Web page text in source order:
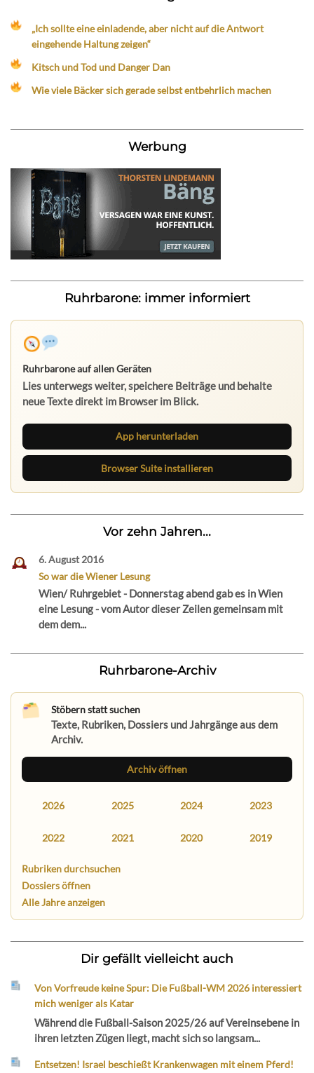
„Ich sollte eine einladende, aber nicht auf die Antwort
eingehende Haltung zeigen“
Kitsch und Tod und Danger Dan
Wie viele Bäcker sich gerade selbst entbehrlich machen
Werbung
Ruhrbarone: immer informiert
Ruhrbarone auf allen Geräten
Lies unterwegs weiter, speichere Beiträge und behalte
neue Texte direkt im Browser im Blick.
App herunterladen
Browser Suite installieren
Vor zehn Jahren...
6. August 2016
So war die Wiener Lesung
Wien/ Ruhrgebiet - Donnerstag abend gab es in Wien
eine Lesung - vom Autor dieser Zeilen gemeinsam mit
dem dem...
Ruhrbarone-Archiv
Stöbern statt suchen
Texte, Rubriken, Dossiers und Jahrgänge aus dem
Archiv.
Archiv öffnen
2026 2025 2024 2023
2022 2021 2020 2019
Rubriken durchsuchen
Dossiers öffnen
Alle Jahre anzeigen
Dir gefällt vielleicht auch
Von Vorfreude keine Spur: Die Fußball-WM 2026 interessiert
mich weniger als Katar
Während die Fußball-Saison 2025/26 auf Vereinsebene in
ihren letzten Zügen liegt, macht sich so langsam...
Entsetzen! Israel beschießt Krankenwagen mit einem Pferd!